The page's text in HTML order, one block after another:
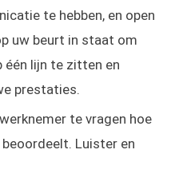
te hebben, en open
uw beurt in staat om
één lijn te zitten en
prestaties.
te vragen hoe
Luister en